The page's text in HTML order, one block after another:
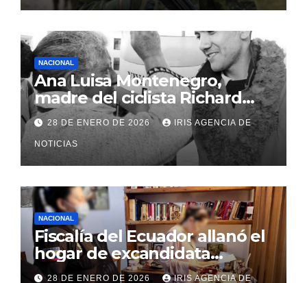
NACIONAL
Ana Luisa Montenegro,
madre del ciclista Richard
Carapaz falleció en Tulcán, a
los 73 años
28 DE ENERO DE 2026 IRIS AGENCIA DE
NOTICIAS
NACIONAL
Fiscalía del Ecuador allanó el
hogar de excandidata
presidencial vinculada al caso
28 DE ENERO DE 2026 IRIS AGENCIA DE